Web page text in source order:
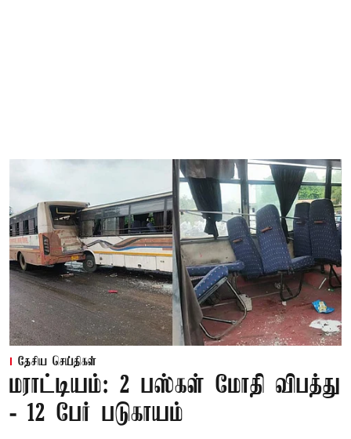
தேசிய செய்திகள்
மராட்டியம்: 2 பஸ்கள் மோதி விபத்து
- 12 பேர் படுகாயம்